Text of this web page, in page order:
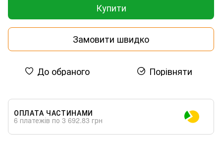
Купити
Замовити швидко
До обраного Порівняти
ОПЛАТА ЧАСТИНАМИ
6 платежів по 3 692.83 грн